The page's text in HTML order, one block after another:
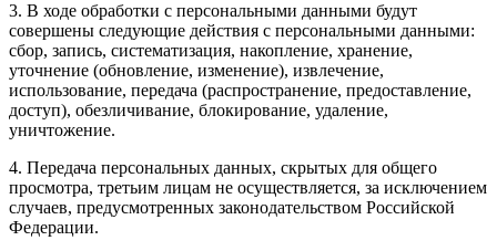
3. В ходе обработки с персональными данными будут
совершены следующие действия с персональными данными:
сбор, запись, систематизация, накопление, хранение,
уточнение (обновление, изменение), извлечение,
использование, передача (распространение, предоставление,
доступ), обезличивание, блокирование, удаление,
уничтожение.
4. Передача персональных данных, скрытых для общего
просмотра, третьим лицам не осуществляется, за исключением
случаев, предусмотренных законодательством Российской
Федерации.